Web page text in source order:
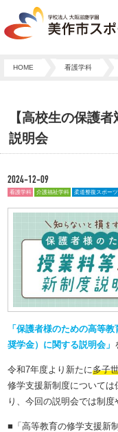
HOME 看護学科
【高校生の保護
説明会
2024-12-09
看護学科 介護福祉学科 柔道整復スポー
「保護者様のための高等
奨学金）に関する説明会」
令和7年度より新たに多子
修学支援新制度について
り、今回の説明会では制度
■「高等教育の修学支援新